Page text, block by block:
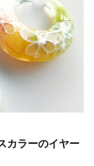
カラーのイヤー